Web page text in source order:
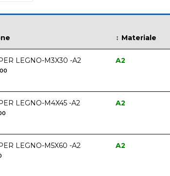
Materiale
LEGNO-M3X30 -A2 A2
LEGNO-M4X45 -A2 A2
LEGNO-M5X60 -A2 A2